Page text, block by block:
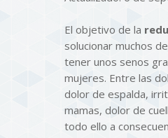
El objetivo de la
solucionar muchos
tener unos senos
mujeres. Entre las
dolor de espalda,
mamas, dolor de
todo ello a